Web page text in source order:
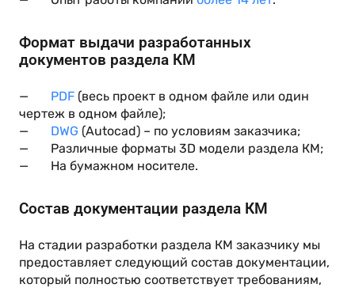
Формат выдачи разработанных
документов раздела КМ
— PDF (весь проект в одном файле или один
чертеж в одном файле);
— DWG (Autocad) – по условиям заказчика;
— Различные форматы 3D модели раздела КМ;
— На бумажном носителе.
Состав документации раздела КМ
На стадии разработки раздела КМ заказчику мы
предоставляет следующий состав документации,
который полностью соответствует требованиям,